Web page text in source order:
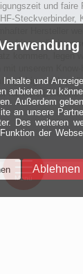
und faire
Steckverbinder,
die in
kommen, legen
unserem Know-
und
für viele Bereiche
Menü
und
anbieten zu
Außerdem
an unsere
Des weiteren
der
Ablehnen